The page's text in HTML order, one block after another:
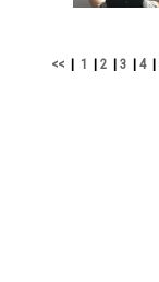
<< | 1 | 2 | 3 | 4 |